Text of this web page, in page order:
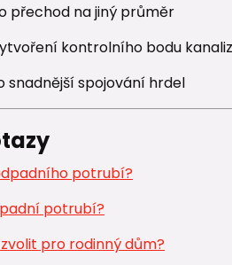
přechod na jiný průměr
kontrolního bodu
snadnější spojování hrdel
potrubí?
potrubí?
pro rodinný dům?